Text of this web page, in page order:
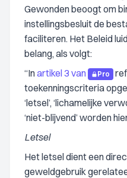
Gewonden beoogt om
instellingsbesluit de
faciliteren. Het Beleid
belang, als volgt:
“Inartikel 3 van Pro
toekenningscriteria
‘letsel’, ‘lichamelijke
‘niet-blijvend’ worden
Letsel
Het letsel dient een
geweldgebruik